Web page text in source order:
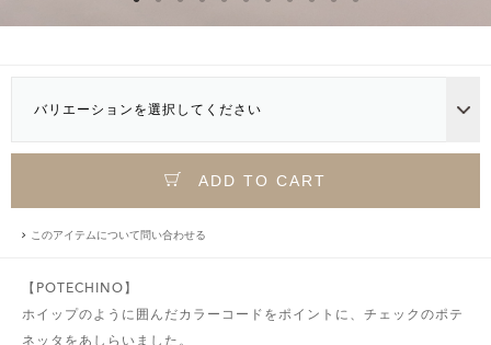
バリエーションを選択してください
ADD TO CART
このアイテムについて問い合わせる
【POTECHINO】
ホイップのように囲んだカラーコードをポイントに、チェックのポテ
ネッタをあしらいました。